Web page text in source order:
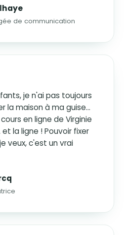
de communication
je n'ai pas toujours
la maison à ma guise…
en ligne de Virginie
la ligne ! Pouvoir fixer
veux, c'est un vrai